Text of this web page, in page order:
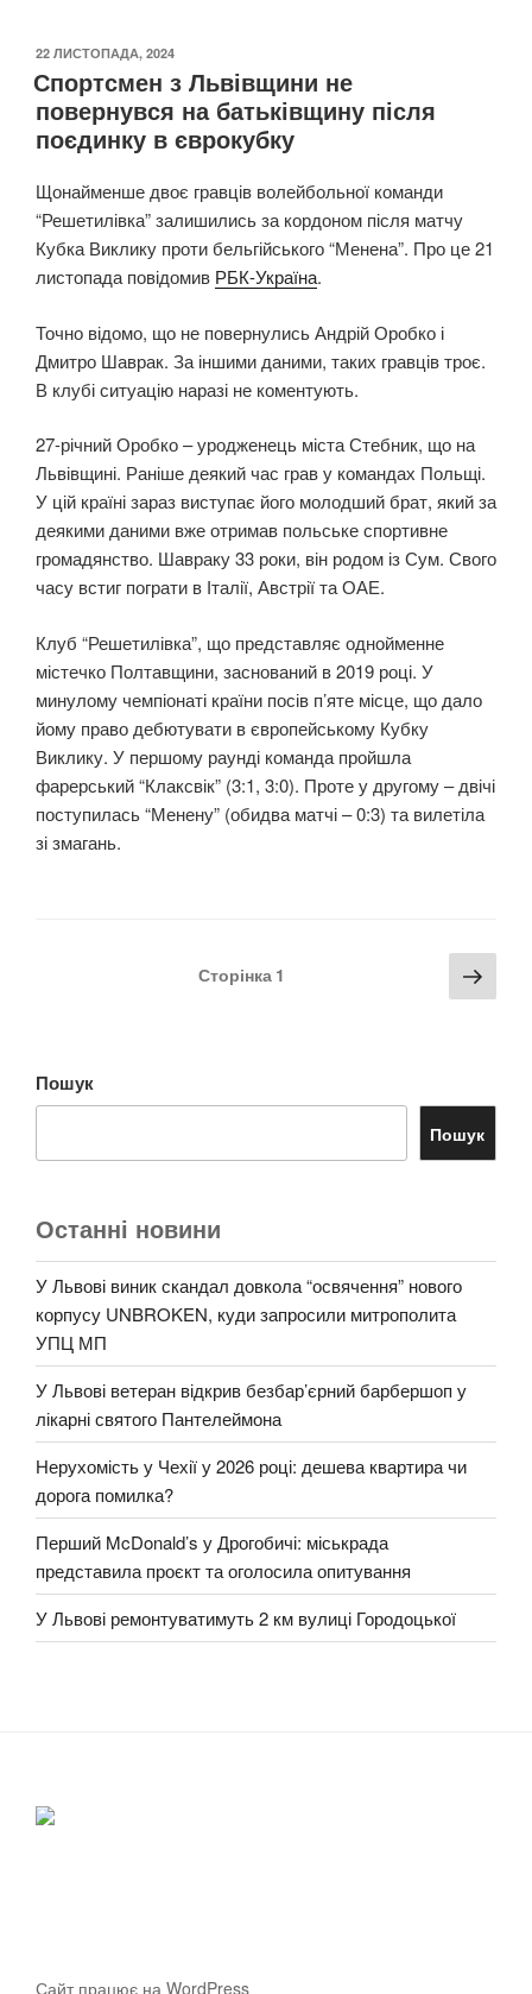
ОПУБЛІКОВАНО
22 ЛИСТОПАДА, 2024
Спортсмен з Львівщини не
повернувся на батьківщину після
поєдинку в єврокубку
Щонайменше двоє гравців волейбольної команди
“Решетилівка” залишились за кордоном після матчу
Кубка Виклику проти бельгійського “Менена”. Про це 21
листопада повідомив РБК-Україна.
Точно відомо, що не повернулись Андрій Оробко і
Дмитро Шаврак. За іншими даними, таких гравців троє.
В клубі ситуацію наразі не коментують.
27-річний Оробко – уродженець міста Стебник, що на
Львівщині. Раніше деякий час грав у командах Польщі.
У цій країні зараз виступає його молодший брат, який за
деякими даними вже отримав польське спортивне
громадянство. Шавраку 33 роки, він родом із Сум. Свого
часу встиг пограти в Італії, Австрії та ОАЕ.
Клуб “Решетилівка”, що представляє однойменне
містечко Полтавщини, заснований в 2019 році. У
минулому чемпіонаті країни посів п’яте місце, що дало
йому право дебютувати в європейському Кубку
Виклику. У першому раунді команда пройшла
фарерський “Клаксвік” (3:1, 3:0). Проте у другому – двічі
поступилась “Менену” (обидва матчі – 0:3) та вилетіла
зі змагань.
Сторінка 1
Пошук
Пошук
Останні новини
У Львові виник скандал довкола “освячення” нового
корпусу UNBROKEN, куди запросили митрополита
УПЦ МП
У Львові ветеран відкрив безбар’єрний барбершоп у
лікарні святого Пантелеймона
Нерухомість у Чехії у 2026 році: дешева квартира чи
дорога помилка?
Перший McDonald’s у Дрогобичі: міськрада
представила проєкт та оголосила опитування
У Львові ремонтуватимуть 2 км вулиці Городоцької
Сайт працює на WordPress